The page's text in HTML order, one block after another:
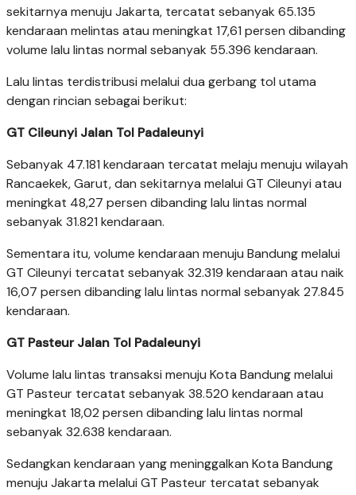
sekitarnya menuju Jakarta, tercatat sebanyak 65.135
kendaraan melintas atau meningkat 17,61 persen dibanding
volume lalu lintas normal sebanyak 55.396 kendaraan.
Lalu lintas terdistribusi melalui dua gerbang tol utama
dengan rincian sebagai berikut:
GT Cileunyi Jalan Tol Padaleunyi
Sebanyak 47.181 kendaraan tercatat melaju menuju wilayah
Rancaekek, Garut, dan sekitarnya melalui GT Cileunyi atau
meningkat 48,27 persen dibanding lalu lintas normal
sebanyak 31.821 kendaraan.
Sementara itu, volume kendaraan menuju Bandung melalui
GT Cileunyi tercatat sebanyak 32.319 kendaraan atau naik
16,07 persen dibanding lalu lintas normal sebanyak 27.845
kendaraan.
GT Pasteur Jalan Tol Padaleunyi
Volume lalu lintas transaksi menuju Kota Bandung melalui
GT Pasteur tercatat sebanyak 38.520 kendaraan atau
meningkat 18,02 persen dibanding lalu lintas normal
sebanyak 32.638 kendaraan.
Sedangkan kendaraan yang meninggalkan Kota Bandung
menuju Jakarta melalui GT Pasteur tercatat sebanyak